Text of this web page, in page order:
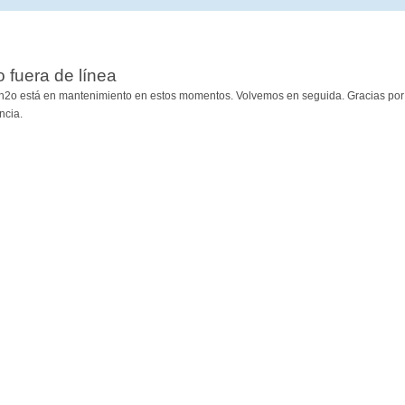
fuera de línea
está en mantenimiento en estos momentos. Volvemos en seguida. Gracias